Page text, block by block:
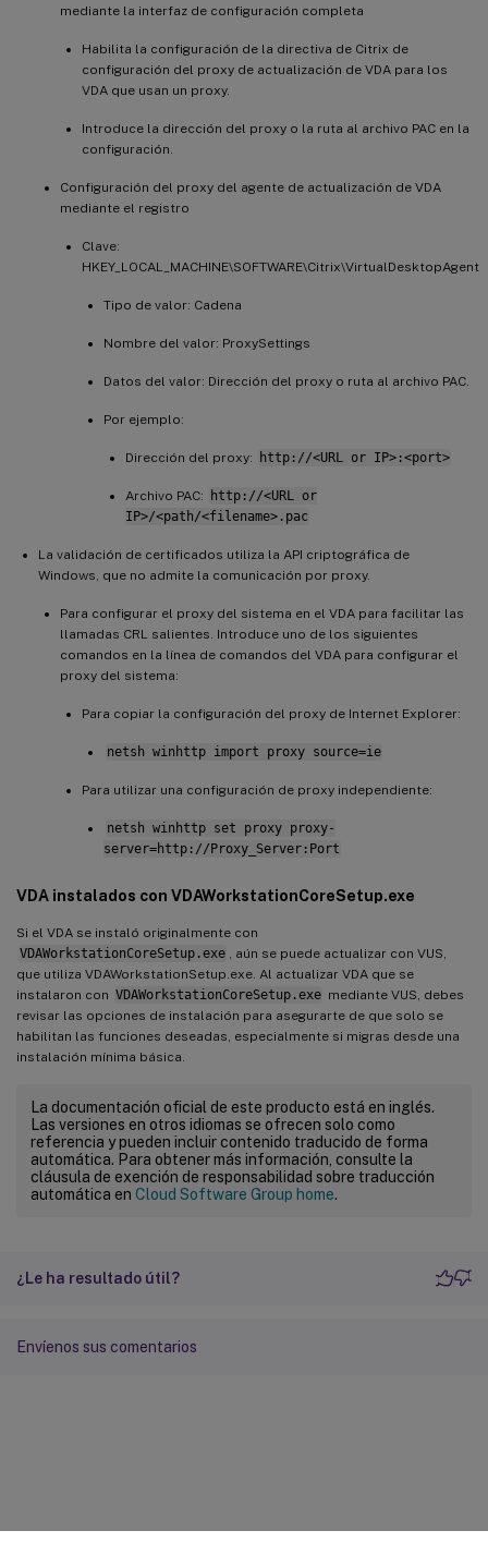
mediante la interfaz de configuración completa
Habilita la configuración de la directiva de Citrix de
configuración del proxy de actualización de VDA para los
VDA que usan un proxy.
Introduce la dirección del proxy o la ruta al archivo PAC en la
configuración.
Configuración del proxy del agente de actualización de VDA
mediante el registro
Clave:
HKEY_LOCAL_MACHINE\SOFTWARE\Citrix\VirtualDesktopAgent
Tipo de valor: Cadena
Nombre del valor: ProxySettings
Datos del valor: Dirección del proxy o ruta al archivo PAC.
Por ejemplo:
Dirección del proxy: http://<URL or IP>:<port>
Archivo PAC:
http://<URL or
IP>/<path/<filename>.pac
La validación de certificados utiliza la API criptográfica de
Windows, que no admite la comunicación por proxy.
Para configurar el proxy del sistema en el VDA para facilitar las
llamadas CRL salientes. Introduce uno de los siguientes
comandos en la línea de comandos del VDA para configurar el
proxy del sistema:
Para copiar la configuración del proxy de Internet Explorer:
netsh winhttp import proxy source=ie
Para utilizar una configuración de proxy independiente:
netsh winhttp set proxy proxy-
server=http://Proxy_Server:Port
VDA instalados con VDAWorkstationCoreSetup.exe
Si el VDA se instaló originalmente con
VDAWorkstationCoreSetup.exe , aún se puede actualizar con VUS,
que utiliza VDAWorkstationSetup.exe. Al actualizar VDA que se
instalaron con VDAWorkstationCoreSetup.exe mediante VUS, debes
revisar las opciones de instalación para asegurarte de que solo se
habilitan las funciones deseadas, especialmente si migras desde una
instalación mínima básica.
La documentación oficial de este producto está en inglés.
Las versiones en otros idiomas se ofrecen solo como
referencia y pueden incluir contenido traducido de forma
automática. Para obtener más información, consulte la
cláusula de exención de responsabilidad sobre traducción
automática en Cloud Software Group home.
¿Le ha resultado útil?
Envíenos sus comentarios